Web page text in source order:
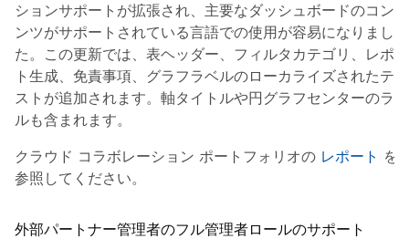
ションサポートが拡張され、主要なダッシュボードのコンテ
ンツがサポートされている言語での使用が容易になりまし
た。この更新では、表ヘッダー、フィルタカテゴリ、レポー
ト生成、免責事項、グラフラベルのローカライズされたテキ
ストが追加されます。軸タイトルや円グラフセンターのラベ
ルも含まれます。
クラウド コラボレーション ポートフォリオの レポート を
参照してください。
外部パートナー管理者のフル管理者ロールのサポート